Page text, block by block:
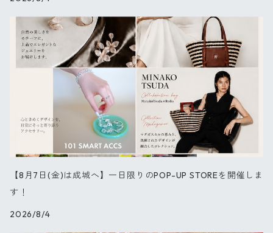
ダリア
バード
スプリング
オーキッド
ブルーパレット
【8月7日(金)は成城へ】一日限りのPOP-UP STOREを開催しま
す！
2026/8/4